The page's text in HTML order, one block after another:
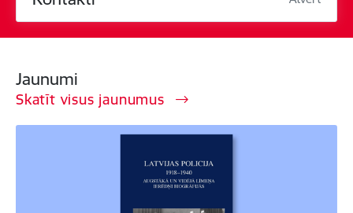
Jaunumi
Skatīt visus jaunumus